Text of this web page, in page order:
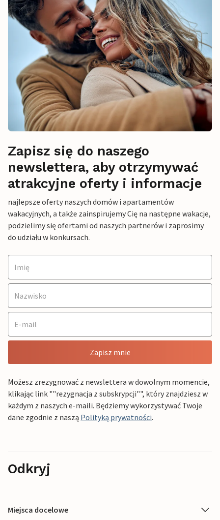
Zapisz się do naszego
newslettera, aby otrzymywać
atrakcyjne oferty i informacje
najlepsze oferty naszych domów i apartamentów
wakacyjnych, a także zainspirujemy Cię na następne wakacje,
podzielimy się ofertami od naszych partnerów i zaprosimy
do udziału w konkursach.
Zapisz mnie
Możesz zrezygnować z newslettera w dowolnym momencie,
klikając link ""rezygnacja z subskrypcji"", który znajdziesz w
każdym z naszych e-maili. Będziemy wykorzystywać Twoje
dane zgodnie z naszą Polityką prywatności.
Odkryj
Miejsca docelowe